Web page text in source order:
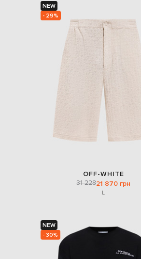
NEW
- 29%
OFF-WHITE
31 22821 870 грн
L
NEW
- 30%